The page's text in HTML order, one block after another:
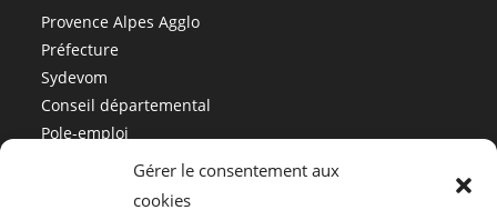
Gérer le consentement aux
cookies
Provence Alpes Agglo
Préfecture
Sydevom
Conseil départemental
Pole-emploi